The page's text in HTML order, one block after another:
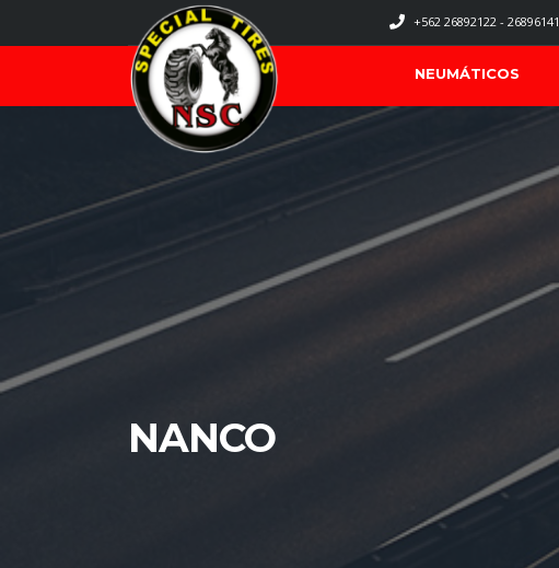
+562 26892122 - 26896141
NEUMÁTICOS
NANCO